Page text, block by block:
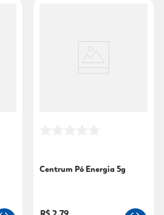
Centrum Pó Energia 5g